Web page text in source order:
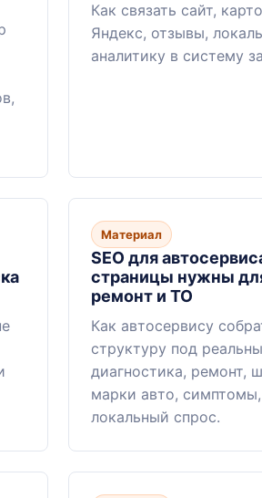
Как связать сайт,
Яндекс, отзывы,
аналитику в систему
Материал
SEO для
страницы нужны
ремонт и ТО
Как автосервису
структуру под
диагностика, ремонт,
марки авто,
локальный спрос.